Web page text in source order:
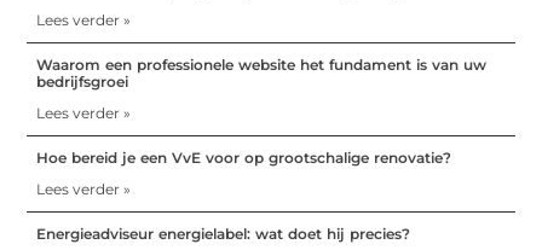
Lees verder »
Waarom een professionele website het fundament is van uw
bedrijfsgroei
Lees verder »
Hoe bereid je een VvE voor op grootschalige renovatie?
Lees verder »
Energieadviseur energielabel: wat doet hij precies?